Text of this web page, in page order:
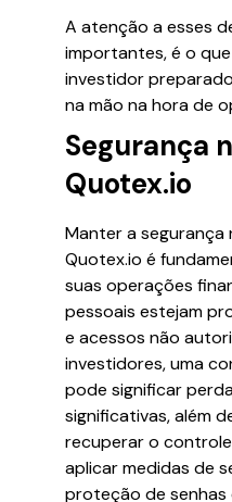
A atenção a esses
importantes, é o
investidor
na mão na hora de
Segurança
Quotex.io
Manter a segurança
Quotex.io é
suas operações
pessoais estejam
e acessos não
investidores, uma
pode significar
significativas, além
recuperar o
aplicar medidas de
proteção de